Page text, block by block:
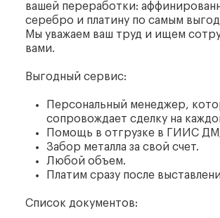
вашей переработки:
серебро и платину по самым
Мы уважаем ваш труд и ищем
вами.
Выгодный сервис:
Персональный менеджер,
сопровождает сделку на
Помощь в отгрузке в ГИИС
Забор металла за свой счет.
Любой объем.
Платим сразу после
Список документов: